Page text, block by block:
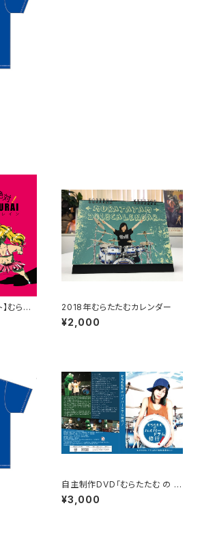
むらた
ーパー
アイマ
2018年むらたたむカレンダー
¥2,000
自主制作DVD「むらたたむ の ハ
イパードラム修行！」
¥3,000